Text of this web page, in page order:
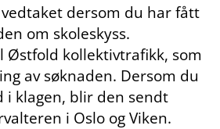
dersom du har fått
om skoleskyss.
Østfold kollektivtrafikk, som
av søknaden. Dersom du
i klagen, blir den sendt
i Oslo og Viken.